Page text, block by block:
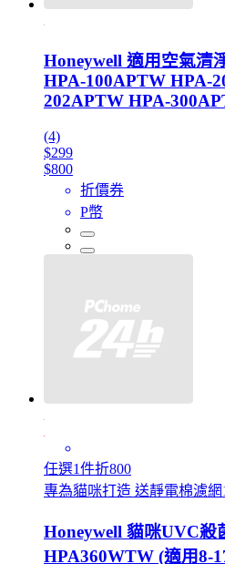
Honeywell 適用空氣清
HPA-100APTW HPA-
202APTW HPA-
(4)
$299
$800
折價券
P幣
任選1件折800
專為貓咪打造 送靜電棉濾網
Honeywell 貓咪UVC殺
HPA360WTW (適用8-